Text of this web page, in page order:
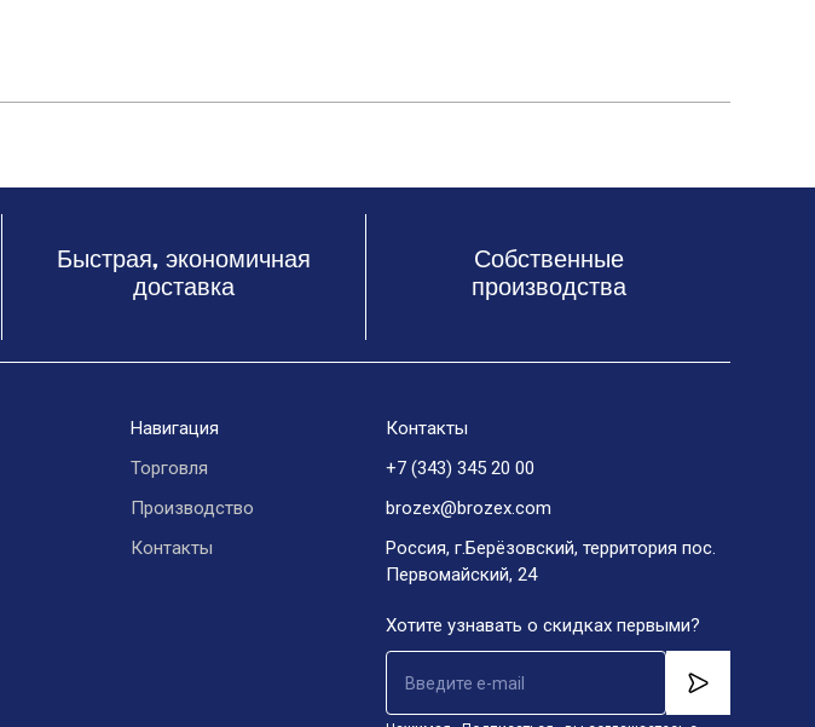
Быстрая, экономичная
доставка
Собственные
производства
Навигация
Торговля
Производство
Контакты
Контакты
+7 (343) 345 20 00
brozex@brozex.com
Россия, г.Берёзовский, территория пос.
Первомайский, 24
Хотите узнавать о скидках первыми?